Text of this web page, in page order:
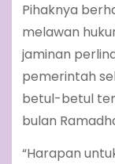
Pihaknya
melawan
jaminan
pemerintah
betul-betul
bulan
“Harapan